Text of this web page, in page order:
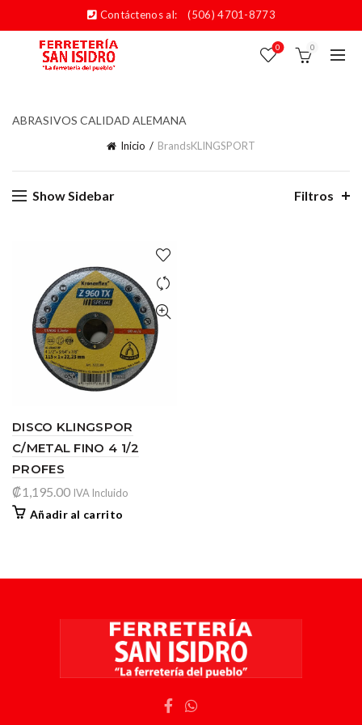
Contáctenos al: (506) 4701-8773
0 0
ABRASIVOS CALIDAD ALEMANA
Inicio BrandsKLINGSPORT
Show Sidebar Filtros
DISCO KLINGSPOR
C/METAL FINO 4 1/2
PROFES
₡1,195.00 IVA Incluido
Añadir al carrito